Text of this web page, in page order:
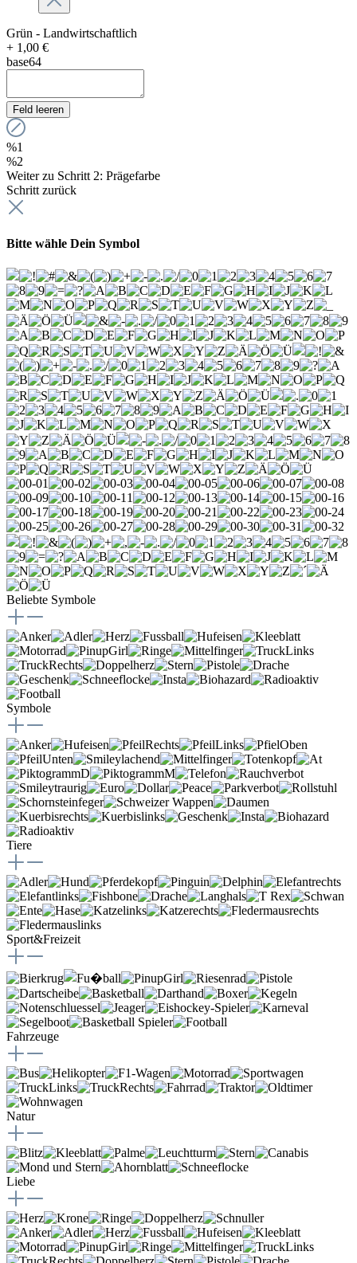
Grün - Landwirtschaftlich
+ 1,00 €
base64
Feld leeren
%1
%2
Weiter zu Schritt 2: Prägefarbe
Schritt zurück
Bitte wähle Dein Symbol
Beliebte Symbole
Symbole
Tiere
Sport&Freizeit
Fahrzeuge
Natur
Liebe